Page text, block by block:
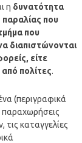
η δυνατότητα
παραλίας που
που
διαπιστώνονται
είτε
πολίτες.
(περιγραφικά
παραχωρήσεις
καταγγελίες